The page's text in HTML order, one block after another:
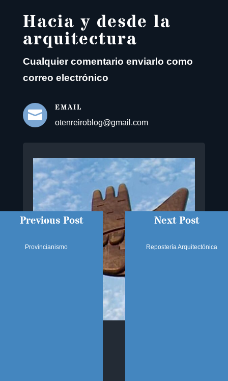
Hacia y desde la
arquitectura
Cualquier comentario enviarlo como
correo electrónico

EMAIL
otenreiroblog@gmail.com
Previous Post
Provincianismo
Next Post
Repostería Arquitectónica